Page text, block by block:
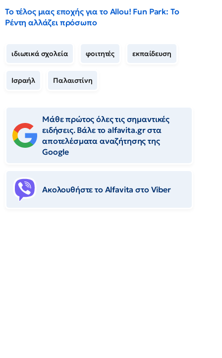
Το τέλος μιας εποχής για το Allou! Fun Park: Το
Ρέντη αλλάζει πρόσωπο
ιδιωτικά σχολεία φοιτητές εκπαίδευση
Ισραήλ Παλαιστίνη
Μάθε πρώτος όλες τις σημαντικές
ειδήσεις. Βάλε το alfavita.gr στα
αποτελέσματα αναζήτησης της
Google
Ακολουθήστε το Αlfavita στο Viber